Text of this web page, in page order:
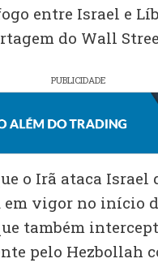
entre Israel e
do Wall
PUBLICIDADE
o Irã ataca Israel
vigor no início
também
pelo Hezbollah